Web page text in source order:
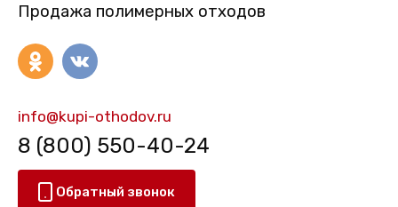
Продажа полимерных отходов
info@kupi-othodov.ru
8 (800) 550-40-24
Обратный звонок